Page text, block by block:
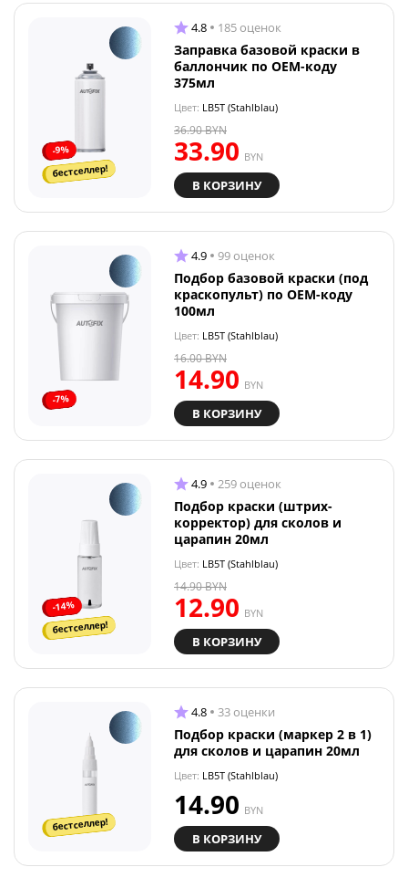
-9%
бестселлер!
4.8 185 оценок
Заправка базовой краски в
баллончик по OEM-коду
375мл
Цвет: LB5T (Stahlblau)
33.90 BYN
36.90BYN
В КОРЗИНУ
-7%
4.9 99 оценок
Подбор базовой краски (под
краскопульт) по OEM-коду
100мл
Цвет: LB5T (Stahlblau)
14.90 BYN
16.00BYN
В КОРЗИНУ
-14%
бестселлер!
4.9 259 оценок
Подбор краски (штрих-
корректор) для сколов и
царапин 20мл
Цвет: LB5T (Stahlblau)
12.90 BYN
14.90BYN
В КОРЗИНУ
бестселлер!
4.8 33 оценки
Подбор краски (маркер 2 в 1)
для сколов и царапин 20мл
Цвет: LB5T (Stahlblau)
14.90 BYN
В КОРЗИНУ